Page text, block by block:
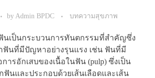
by Admin BPDC บทความสุขภาพ
นเป็นกระบวนการทันตกรรมที่สำคัญซึ่ง
ฟันที่มีปัญหาอย่างรุนแรง เช่น ฟันที่มี
ารอักเสบของเนื้อในฟัน (pulp) ซึ่งเป็น
ฟันและประกอบด้วยเส้นเลือดและเส้น